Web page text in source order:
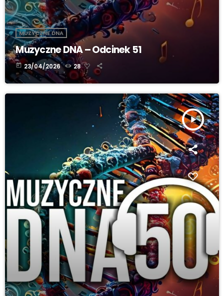
MUZYCZNE DNA
Muzyczne DNA – Odcinek 51
today 23/04/2026 28
play_arrow